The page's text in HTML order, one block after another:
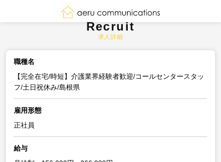
Recruit
求人詳細
職種名
【完全在宅/時短】介護業界経験者歓迎/コールセンタースタッ
フ/土日祝休み/島根県
雇用形態
正社員
給与